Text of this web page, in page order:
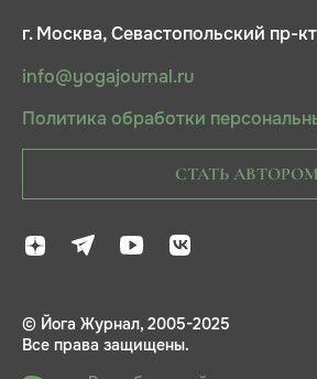
г. Москва, Севастопольский пр-
info@yogajournal.ru
Политика обработки
СТАТЬ АВТОРОМ
© Йога Журнал, 2005-2025
Все права защищены.